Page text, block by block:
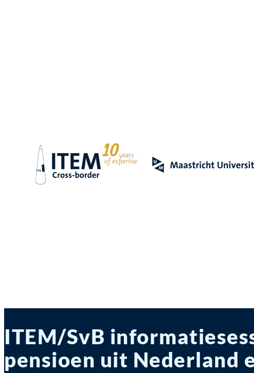
ITEM/SvB
pensioen uit Nederland